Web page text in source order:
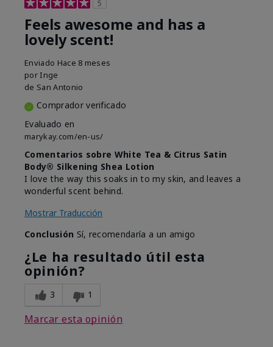
5
Feels awesome and has a
lovely scent!
Enviado Hace 8 meses
por Inge
de San Antonio
Comprador verificado
Evaluado en
marykay.com/en-us/
Comentarios sobre White Tea & Citrus Satin
Body® Silkening Shea Lotion
I love the way this soaks in to my skin, and leaves a
wonderful scent behind.
Mostrar Traducción
Conclusión Sí, recomendaría a un amigo
¿Le ha resultado útil esta
opinión?
3 1
Marcar esta opinión